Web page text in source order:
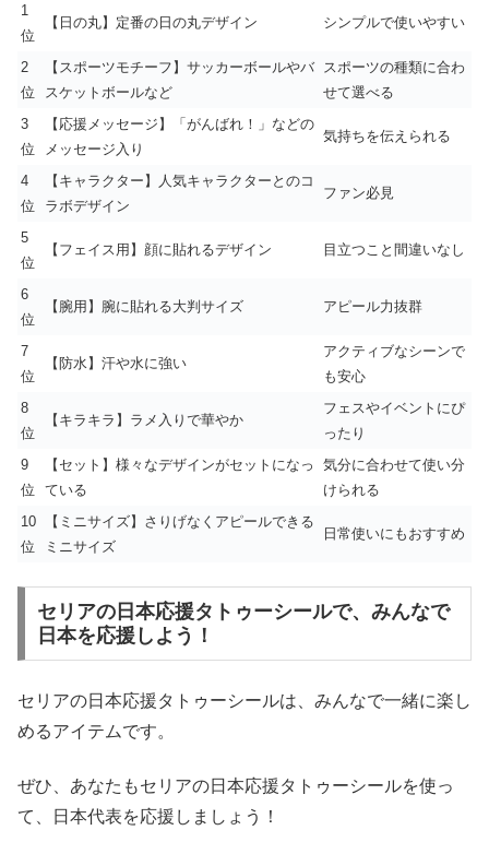
1
位
【日の丸】定番の日の丸デザイン シンプルで使いやすい
2
位
【スポーツモチーフ】サッカーボールやバ
スケットボールなど
スポーツの種類に合わ
せて選べる
3
位
【応援メッセージ】「がんばれ！」などの
メッセージ入り
気持ちを伝えられる
4
位
【キャラクター】人気キャラクターとのコ
ラボデザイン
ファン必見
5
位
【フェイス用】顔に貼れるデザイン 目立つこと間違いなし
6
位
【腕用】腕に貼れる大判サイズ アピール力抜群
7
位
【防水】汗や水に強い
アクティブなシーンで
も安心
8
位
【キラキラ】ラメ入りで華やか
フェスやイベントにぴ
ったり
9
位
【セット】様々なデザインがセットになっ
ている
気分に合わせて使い分
けられる
10
位
【ミニサイズ】さりげなくアピールできる
ミニサイズ
日常使いにもおすすめ
セリアの日本応援タトゥーシールで、みんなで
日本を応援しよう！
セリアの日本応援タトゥーシールは、みんなで一緒に楽し
めるアイテムです。
ぜひ、あなたもセリアの日本応援タトゥーシールを使っ
て、日本代表を応援しましょう！